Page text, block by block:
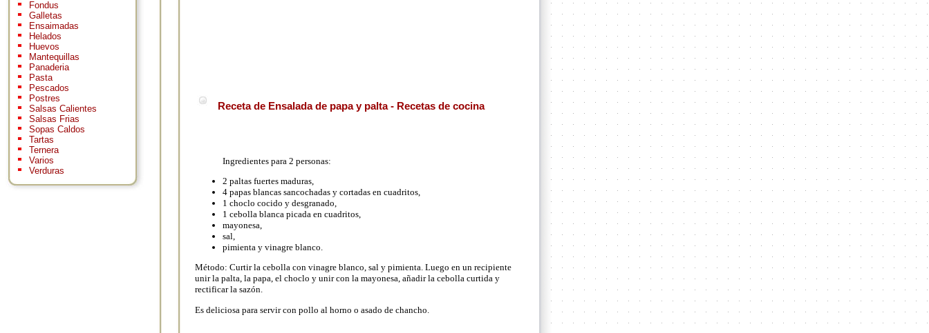
Fondus
Galletas
Ensaimadas
Helados
Huevos
Mantequillas
Panaderia
Pasta
Pescados
Postres
Salsas Calientes
Salsas Frias
Sopas Caldos
Tartas
Ternera
Varios
Verduras
Receta de Ensalada de papa y palta - Recetas de cocina
Ingredientes para 2 personas:
2 paltas fuertes maduras,
4 papas blancas sancochadas y cortadas en cuadritos,
1 choclo cocido y desgranado,
1 cebolla blanca picada en cuadritos,
mayonesa,
sal,
pimienta y vinagre blanco.
Método: Curtir la cebolla con vinagre blanco, sal y pimienta. Luego en un recipiente
unir la palta, la papa, el choclo y unir con la mayonesa, añadir la cebolla curtida y
rectificar la sazón.
Es deliciosa para servir con pollo al horno o asado de chancho.